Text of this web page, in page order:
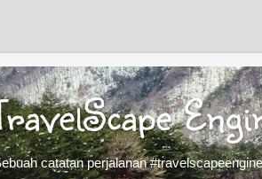
catatan perjalanan